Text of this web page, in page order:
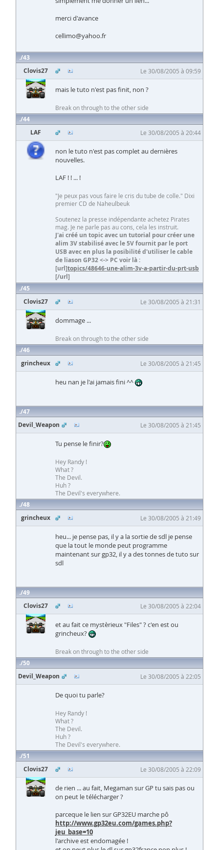
merci d'avance
cellimo@yahoo.fr
43
Clovis27
Le 30/08/2005 à 09:59
mais le tuto n'est pas finit, non ?
Break on through to the other side
44
LAF
Le 30/08/2005 à 20:44
non le tuto n'est pas complet au dernières
nouvelles.
LAF ! ! ... !
"Je peux pas vous faire le cris du tube de colle." Dixi
premier CD de Naheulbeuk
Soutenez la presse indépendante achetez Pirates
mag. Je ne parle pas au cons, cela les instruit.
J'ai créé un topic avec un tutorial pour créer une
alim 3V stabilisé avec le 5V fournit par le port
USB avec en plus la posibilité d'utiliser le cable
de liason GP32 <-> PC voir là :
[url]topics/48646-une-alim-3v-a-partir-du-prt-usb
[/url]
45
Clovis27
Le 30/08/2005 à 21:31
dommage ...
Break on through to the other side
46
grincheux
Le 30/08/2005 à 21:45
heu nan je l'ai jamais fini ^^
47
Devil_Weapon
Le 30/08/2005 à 21:45
Tu pense le finir?
Hey Randy !
What ?
The Devil.
Huh ?
The Devil's everywhere.
48
grincheux
Le 30/08/2005 à 21:49
heu... je pense pas, il y a la sortie de sdl je pense
que la tout le monde peut programme
maintenant sur gp32, il y a des tonnes de tuto sur
sdl
49
Clovis27
Le 30/08/2005 à 22:04
et au fait ce mystèrieux "Files" ? c'en est ou
grincheux?
Break on through to the other side
50
Devil_Weapon
Le 30/08/2005 à 22:05
De quoi tu parle?
Hey Randy !
What ?
The Devil.
Huh ?
The Devil's everywhere.
51
Clovis27
Le 30/08/2005 à 22:09
de rien ... au fait, Megaman sur GP tu sais pas ou
on peut le télécharger ?
parceque le lien sur GP32EU marche pô
http://www.gp32eu.com/games.php?
jeu_base=10
l'archive est endomagée !